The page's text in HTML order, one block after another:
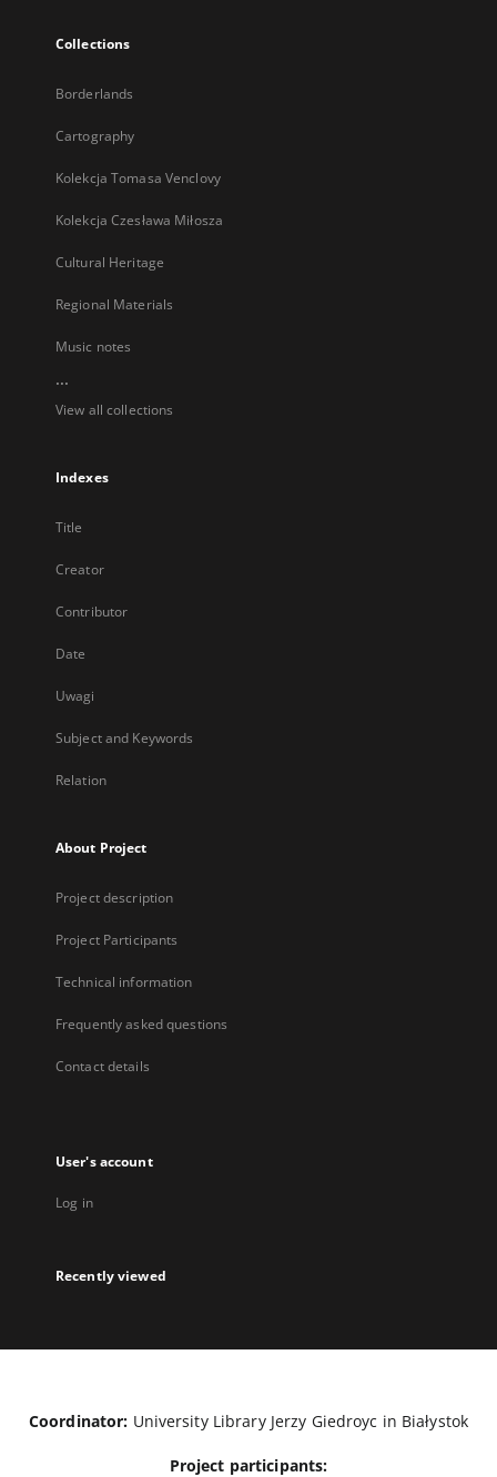
Collections
Borderlands
Cartography
Kolekcja Tomasa Venclovy
Kolekcja Czesława Miłosza
Cultural Heritage
Regional Materials
Music notes
...
View all collections
Indexes
Title
Creator
Contributor
Date
Uwagi
Subject and Keywords
Relation
About Project
Project description
Project Participants
Technical information
Frequently asked questions
Contact details
User's account
Log in
Recently viewed
Coordinator: University Library Jerzy Giedroyc in Białystok
Project participants: